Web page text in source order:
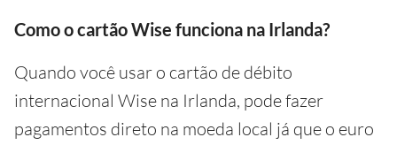
Como o cartão Wise funciona na Irlanda?
Quando você usar o cartão de débito
internacional Wise na Irlanda, pode fazer
pagamentos direto na moeda local já que o euro